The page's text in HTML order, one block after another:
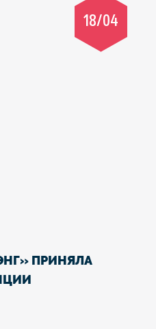
18/04
ПРИНЯЛА